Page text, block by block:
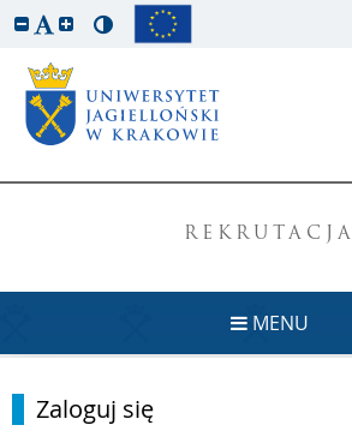
REKRUTACJA
MENU
Zaloguj się